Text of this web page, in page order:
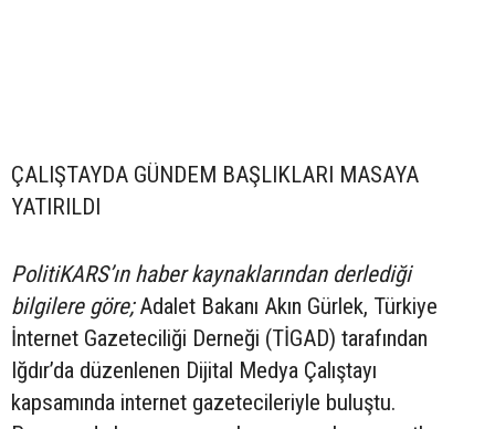
ÇALIŞTAYDA GÜNDEM BAŞLIKLARI MASAYA
YATIRILDI
PolitiKARS’ın haber kaynaklarından derlediği
bilgilere göre;Adalet Bakanı Akın Gürlek, Türkiye
İnternet Gazeteciliği Derneği (TİGAD) tarafından
Iğdır’da düzenlenen Dijital Medya Çalıştayı
kapsamında internet gazetecileriyle buluştu.